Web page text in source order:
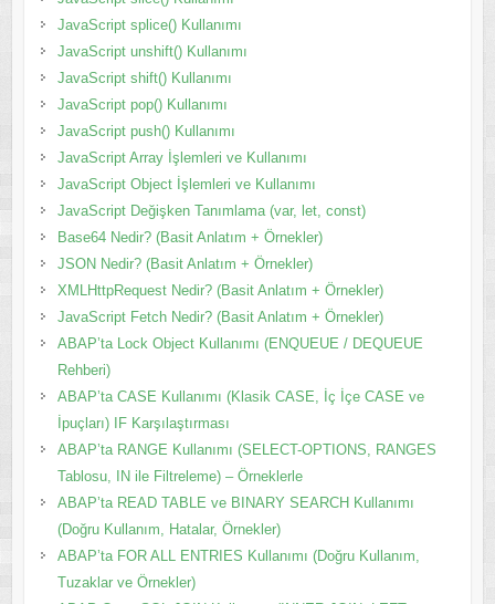
JavaScript splice() Kullanımı
JavaScript unshift() Kullanımı
JavaScript shift() Kullanımı
JavaScript pop() Kullanımı
JavaScript push() Kullanımı
JavaScript Array İşlemleri ve Kullanımı
JavaScript Object İşlemleri ve Kullanımı
JavaScript Değişken Tanımlama (var, let, const)
Base64 Nedir? (Basit Anlatım + Örnekler)
JSON Nedir? (Basit Anlatım + Örnekler)
XMLHttpRequest Nedir? (Basit Anlatım + Örnekler)
JavaScript Fetch Nedir? (Basit Anlatım + Örnekler)
ABAP’ta Lock Object Kullanımı (ENQUEUE / DEQUEUE
Rehberi)
ABAP’ta CASE Kullanımı (Klasik CASE, İç İçe CASE ve
İpuçları) IF Karşılaştırması
ABAP’ta RANGE Kullanımı (SELECT-OPTIONS, RANGES
Tablosu, IN ile Filtreleme) – Örneklerle
ABAP’ta READ TABLE ve BINARY SEARCH Kullanımı
(Doğru Kullanım, Hatalar, Örnekler)
ABAP’ta FOR ALL ENTRIES Kullanımı (Doğru Kullanım,
Tuzaklar ve Örnekler)